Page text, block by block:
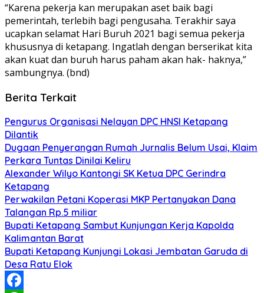
“Karena pekerja kan merupakan aset baik bagi
pemerintah, terlebih bagi pengusaha. Terakhir saya
ucapkan selamat Hari Buruh 2021 bagi semua pekerja
khususnya di ketapang. Ingatlah dengan berserikat kita
akan kuat dan buruh harus paham akan hak- haknya,”
sambungnya. (bnd)
Berita Terkait
Pengurus Organisasi Nelayan DPC HNSI Ketapang
Dilantik
Dugaan Penyerangan Rumah Jurnalis Belum Usai, Klaim
Perkara Tuntas Dinilai Keliru
Alexander Wilyo Kantongi SK Ketua DPC Gerindra
Ketapang
Perwakilan Petani Koperasi MKP Pertanyakan Dana
Talangan Rp.5 miliar
Bupati Ketapang Sambut Kunjungan Kerja Kapolda
Kalimantan Barat
Bupati Ketapang Kunjungi Lokasi Jembatan Garuda di
Desa Ratu Elok